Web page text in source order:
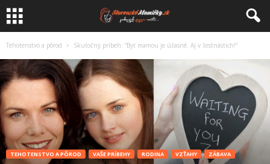
Tehotenstvo a pôrod Skutočný príbeh: “Byť mamou je úžasné. Aj v šestnástich!”
TEHOTENSTVO A PÔROD VAŠE PRÍBEHY RODINA VZŤAHY ZÁBAVA